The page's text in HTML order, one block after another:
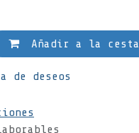
Añadir a la cesta
de deseos